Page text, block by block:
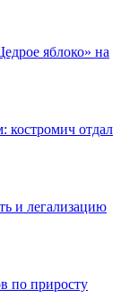
яблоко» на
костромич отдал
и легализацию
по приросту